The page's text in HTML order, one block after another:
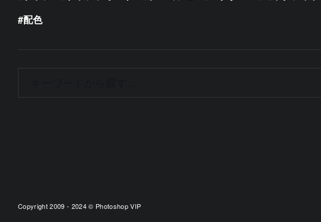
配色
Copyright 2009 - 2024 © Photoshop VIP